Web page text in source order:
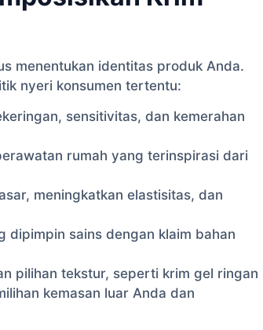
menentukan identitas produk Anda.
nyeri konsumen tertentu:
sensitivitas, dan kemerahan
rumah yang terinspirasi dari
meningkatkan elastisitas, dan
dipimpin sains dengan klaim bahan
pilihan tekstur, seperti krim gel ringan
kemasan luar Anda dan